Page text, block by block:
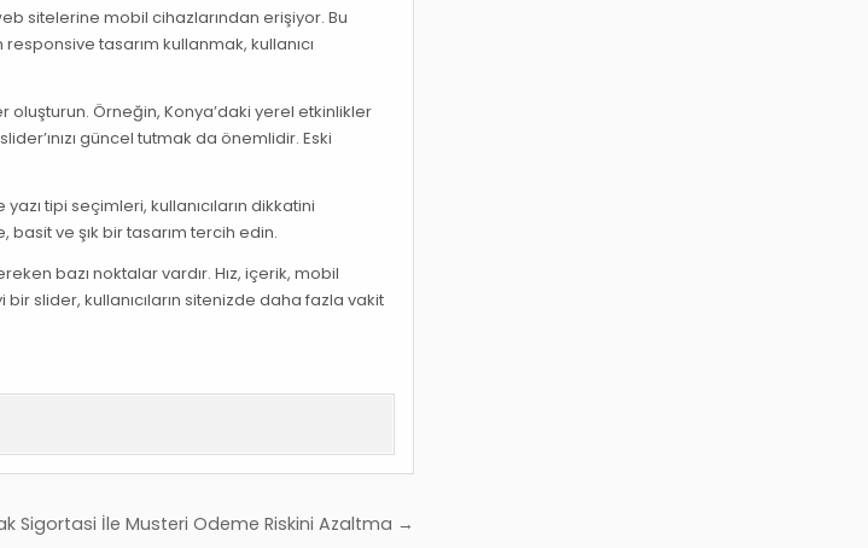
sitelerine mobil cihazlarından erişiyor. Bu
tasarım kullanmak, kullanıcı
oluşturun. Örneğin, Konya’daki yerel etkinlikler
güncel tutmak da önemlidir. Eski
tipi seçimleri, kullanıcıların dikkatini
basit ve şık bir tasarım tercih edin.
bazı noktalar vardır. Hız, içerik, mobil
slider, kullanıcıların sitenizde daha fazla vakit
Sigortasi İle Musteri Odeme Riskini Azaltma →